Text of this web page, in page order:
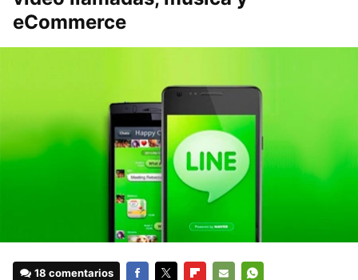
eCommerce
18 comentarios